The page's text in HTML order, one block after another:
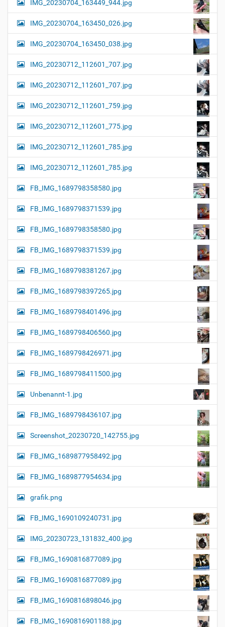
IMG_20230704_163449_944.jpg
IMG_20230704_163450_026.jpg
IMG_20230704_163450_038.jpg
IMG_20230712_112601_707.jpg
IMG_20230712_112601_707.jpg
IMG_20230712_112601_759.jpg
IMG_20230712_112601_775.jpg
IMG_20230712_112601_785.jpg
IMG_20230712_112601_785.jpg
FB_IMG_1689798358580.jpg
FB_IMG_1689798371539.jpg
FB_IMG_1689798358580.jpg
FB_IMG_1689798371539.jpg
FB_IMG_1689798381267.jpg
FB_IMG_1689798397265.jpg
FB_IMG_1689798401496.jpg
FB_IMG_1689798406560.jpg
FB_IMG_1689798426971.jpg
FB_IMG_1689798411500.jpg
Unbenannt-1.jpg
FB_IMG_1689798436107.jpg
Screenshot_20230720_142755.jpg
FB_IMG_1689877958492.jpg
FB_IMG_1689877954634.jpg
grafik.png
FB_IMG_1690109240731.jpg
IMG_20230723_131832_400.jpg
FB_IMG_1690816877089.jpg
FB_IMG_1690816877089.jpg
FB_IMG_1690816898046.jpg
FB_IMG_1690816901188.jpg